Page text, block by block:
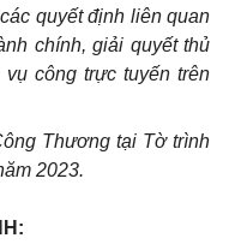
quyết định liên quan
chính, giải quyết thủ
công trực tuyến trên
Thương tại Tờ trình
2023.